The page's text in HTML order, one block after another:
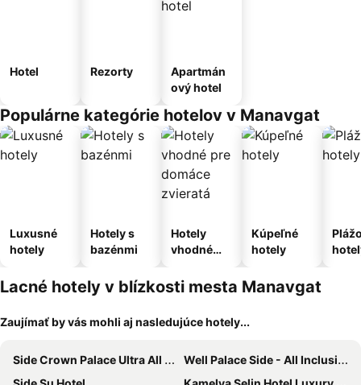
Hotel Rezorty
Apartmán
ový hotel
Populárne kategórie hotelov v Manavgat
Luxusné
hotely
Hotely s
bazénmi
Hotely
vhodné
domáce
zvieratá
Kúpeľné
hotely
Lacné hotely v blízkosti mesta Manavgat
Zaujímať by vás mohli aj nasledujúce hotely...
Side Crown Palace Ultra All Inclusive
Well Palace Side - All Inclusive